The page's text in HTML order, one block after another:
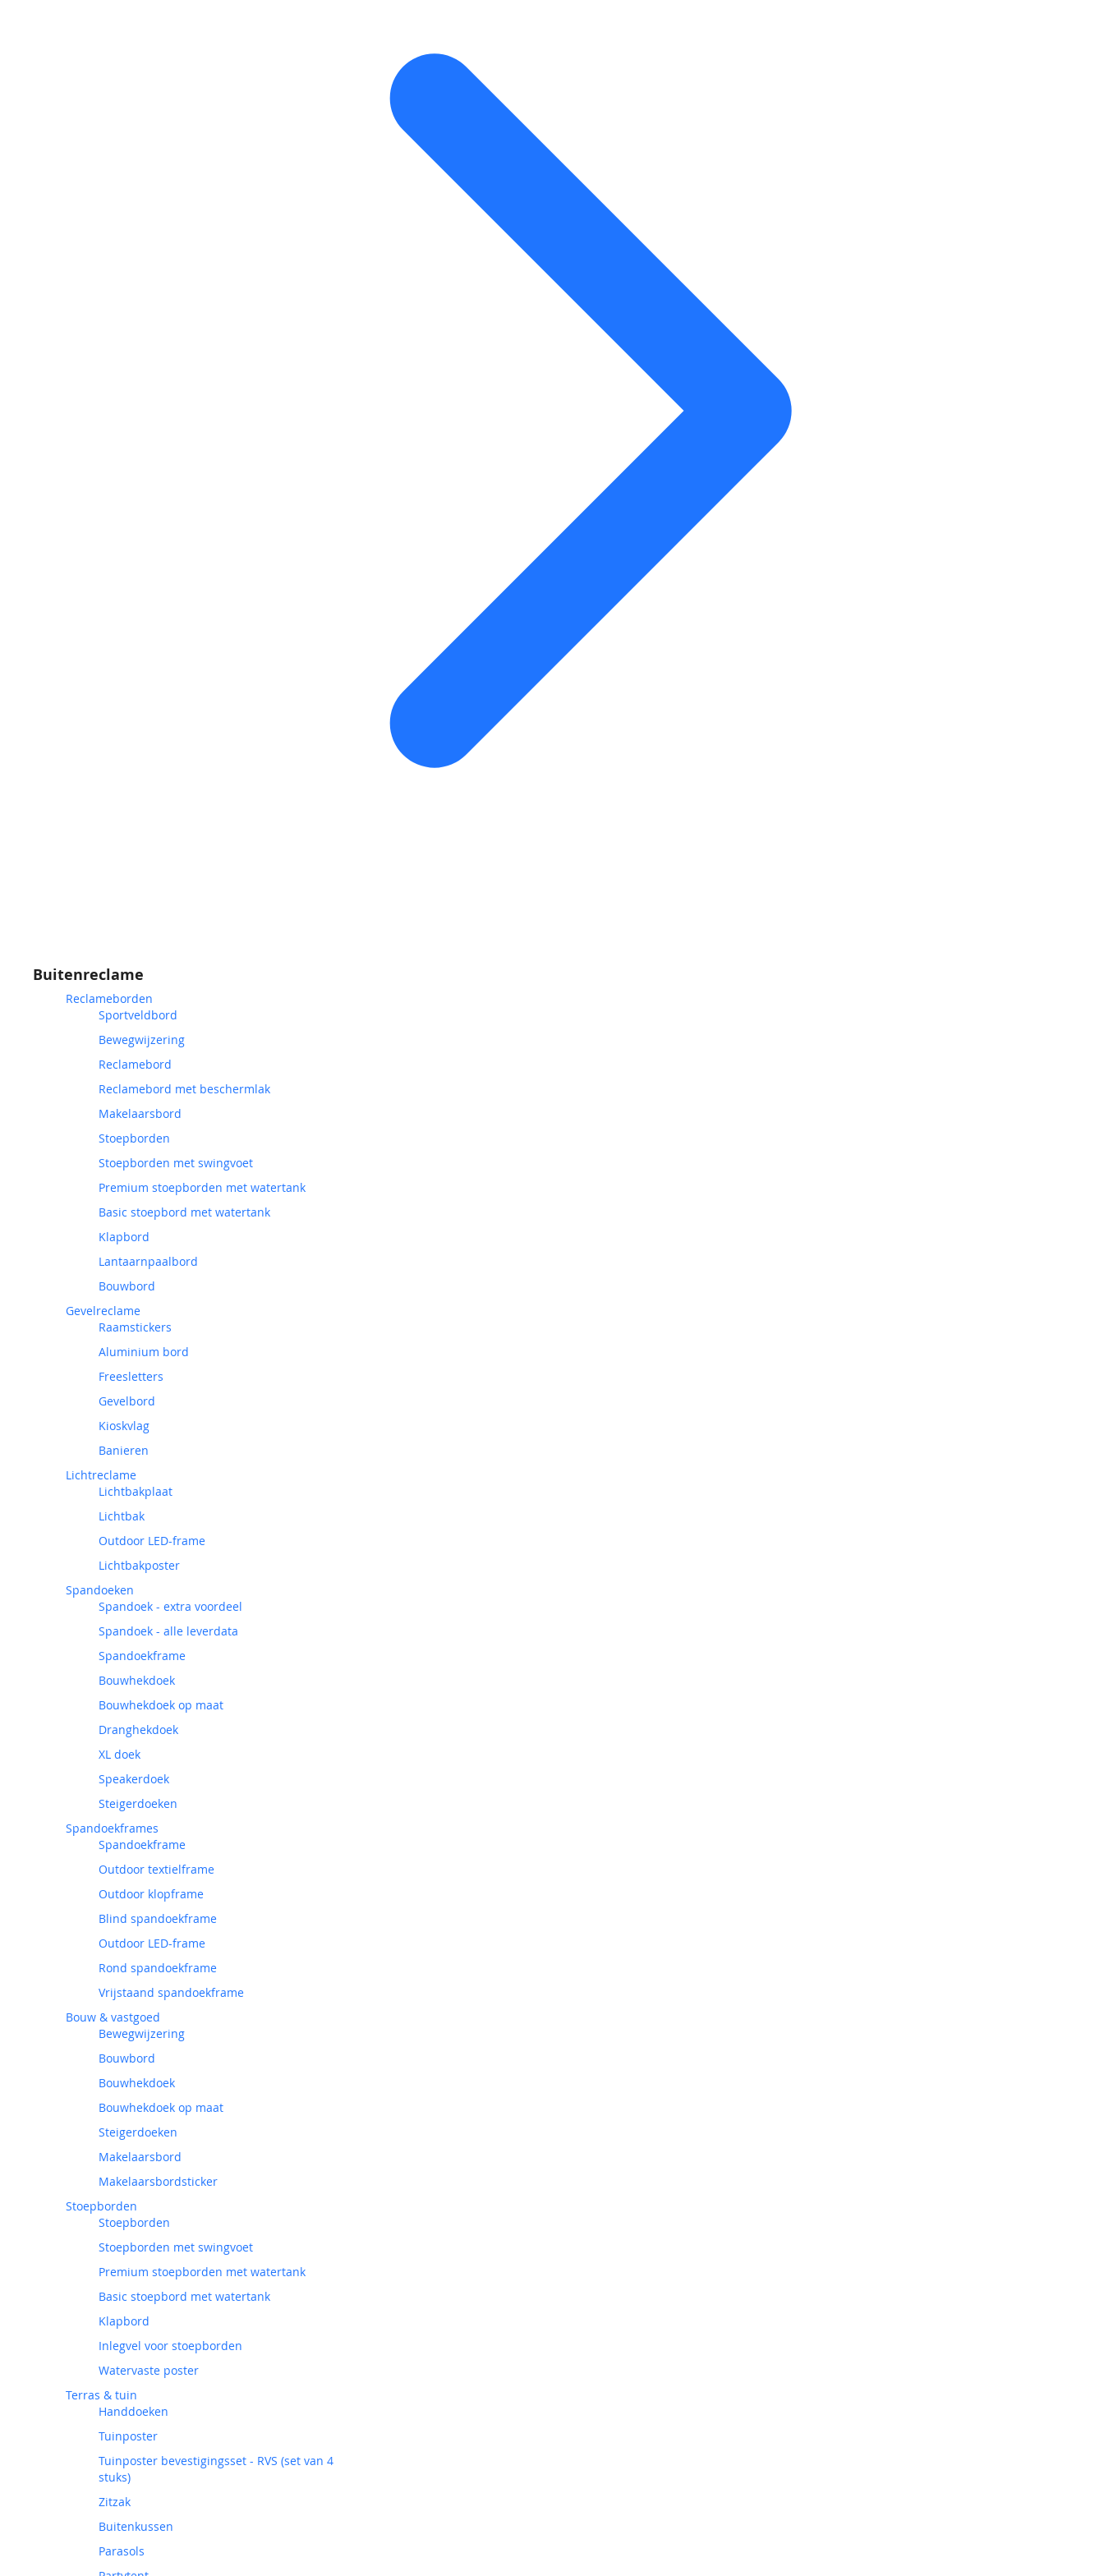
Buitenreclame
Reclameborden
Sportveldbord
Bewegwijzering
Reclamebord
Reclamebord met beschermlak
Makelaarsbord
Stoepborden
Stoepborden met swingvoet
Premium stoepborden met watertank
Basic stoepbord met watertank
Klapbord
Lantaarnpaalbord
Bouwbord
Gevelreclame
Raamstickers
Aluminium bord
Freesletters
Gevelbord
Kioskvlag
Banieren
Lichtreclame
Lichtbakplaat
Lichtbak
Outdoor LED-frame
Lichtbakposter
Spandoeken
Spandoek - extra voordeel
Spandoek - alle leverdata
Spandoekframe
Bouwhekdoek
Bouwhekdoek op maat
Dranghekdoek
XL doek
Speakerdoek
Steigerdoeken
Spandoekframes
Spandoekframe
Outdoor textielframe
Outdoor klopframe
Blind spandoekframe
Outdoor LED-frame
Rond spandoekframe
Vrijstaand spandoekframe
Bouw & vastgoed
Bewegwijzering
Bouwbord
Bouwhekdoek
Bouwhekdoek op maat
Steigerdoeken
Makelaarsbord
Makelaarsbordsticker
Stoepborden
Stoepborden
Stoepborden met swingvoet
Premium stoepborden met watertank
Basic stoepbord met watertank
Klapbord
Inlegvel voor stoepborden
Watervaste poster
Terras & tuin
Handdoeken
Tuinposter
Tuinposter bevestigingsset - RVS (set van 4
stuks)
Zitzak
Buitenkussen
Parasols